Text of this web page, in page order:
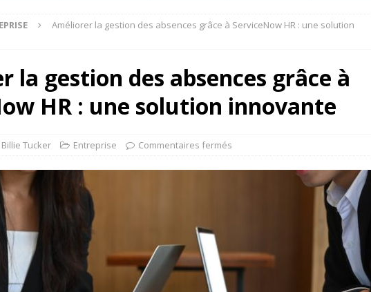
Améliorer la gestion des absences grâce à ServiceNow HR : une solution
la gestion des absences grâce à
HR : une solution innovante
Billie Tucker Entreprise Commentaires fermés